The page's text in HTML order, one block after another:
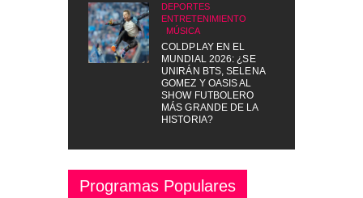
DEPORTES
ENTRETENIMIENTO
MÚSICA
COLDPLAY EN EL
MUNDIAL 2026: ¿SE
UNIRÁN BTS, SELENA
GOMEZ Y OASIS AL
SHOW FUTBOLERO
MÁS GRANDE DE LA
HISTORIA?
Programas Populares